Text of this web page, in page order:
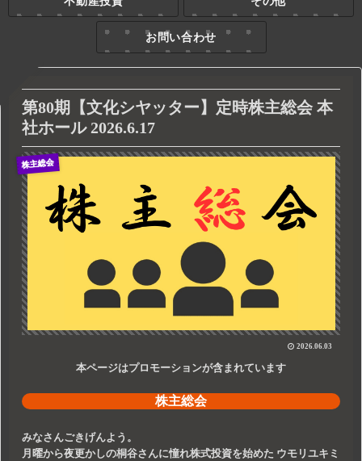
お問い合わせ
第80期【文化シヤッター】定時株主総会 本
社ホール 2026.6.17
株主総会
2026.06.03
本ページはプロモーションが含まれています
株主総会
みなさんごきげんよう。
月曜から夜更かしの桐谷さんに憧れ株式投資を始めた ウモリユキミ